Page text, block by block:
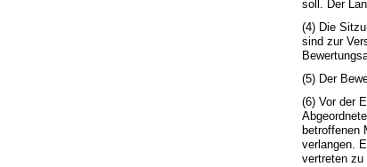
soll. Der
(4) Die
sind zur
(5) Der
(6) Vor der
betroffenen
verlangen.
vertreten zu